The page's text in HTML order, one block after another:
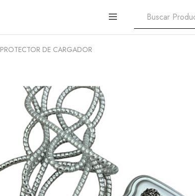
PROTECTOR DE CARGADOR